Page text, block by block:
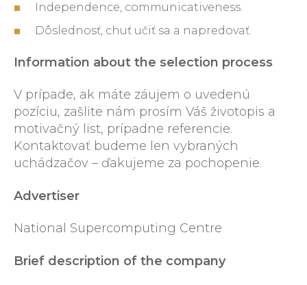
Independence, communicativeness.
Dôslednosť, chuť učiť sa a napredovať.
Information about the selection process
V prípade, ak máte záujem o uvedenú
pozíciu, zašlite nám prosím Váš životopis a
motivačný list, prípadne referencie.
Kontaktovať budeme len vybraných
uchádzačov – ďakujeme za pochopenie.
Advertiser
National Supercomputing Centre
Brief description of the company